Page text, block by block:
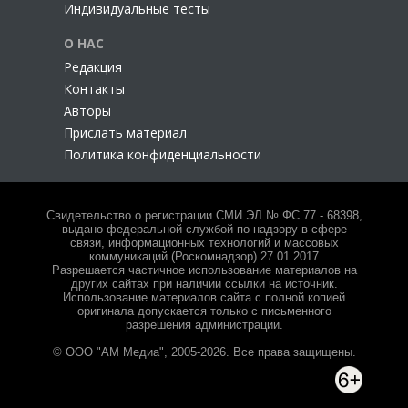
Индивидуальные тесты
О НАС
Редакция
Контакты
Авторы
Прислать материал
Политика конфиденциальности
Свидетельство о регистрации СМИ ЭЛ № ФС 77 - 68398,
выдано федеральной службой по надзору в сфере
связи, информационных технологий и массовых
коммуникаций (Роскомнадзор) 27.01.2017
Разрешается частичное использование материалов на
других сайтах при наличии ссылки на источник.
Использование материалов сайта с полной копией
оригинала допускается только с письменного
разрешения администрации.
© ООО "АМ Медиа", 2005-2026. Все права защищены.